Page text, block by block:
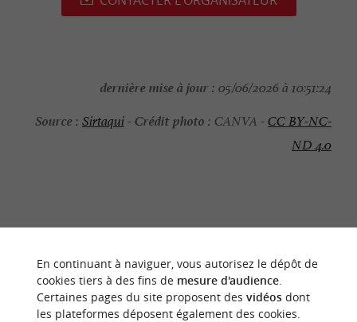
dernière mise à jour : 05/06/2026 à 10:51:24
Source : Sirtaqui-Crédit photo : CANVA -CC BY-NC-
ND 4.0
En continuant à naviguer, vous autorisez le dépôt de
cookies tiers à des fins de mesure d'audience.
Certaines pages du site proposent des vidéosdont
les plateformes déposent également des cookies.